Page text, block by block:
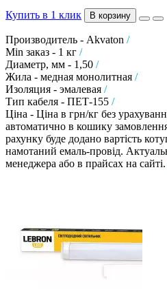
Купить в 1 клик В корзину
Производитель - Akvaton /
Min заказ - 1 кг /
Диаметр, мм - 1,50 /
Жила - медная монолитная /
Изоляция - эмалевая /
Тип кабеля - ПЕТ-155 /
Ціна - Ціна в грн/кг без
автоматично в кошику
рахунку буде додано вартість
намотаний емаль-провід.
менеджера або в прайсах на сайті.